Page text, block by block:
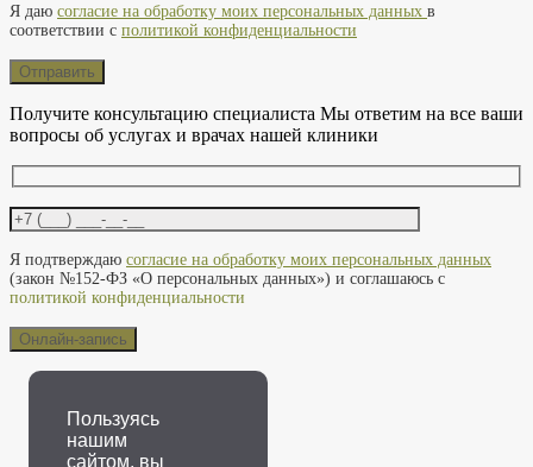
Я даю согласие на обработку моих персональных данных в
соответствии с политикой конфиденциальности
Получите консультацию специалиста Мы ответим на все ваши
вопросы об услугах и врачах нашей клиники
Я подтверждаю согласие на обработку моих персональных данных
(закон №152-ФЗ «О персональных данных») и соглашаюсь с
политикой конфиденциальности
Пользуясь
нашим
сайтом, вы